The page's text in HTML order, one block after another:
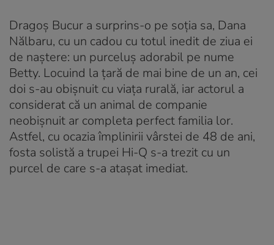
Dragoș Bucur a surprins-o pe soția sa, Dana
Nălbaru, cu un cadou cu totul inedit de ziua ei
de naștere: un purceluș adorabil pe nume
Betty. Locuind la țară de mai bine de un an, cei
doi s-au obișnuit cu viața rurală, iar actorul a
considerat că un animal de companie
neobișnuit ar completa perfect familia lor.
Astfel, cu ocazia împlinirii vârstei de 48 de ani,
fosta solistă a trupei Hi-Q s-a trezit cu un
purcel de care s-a atașat imediat.